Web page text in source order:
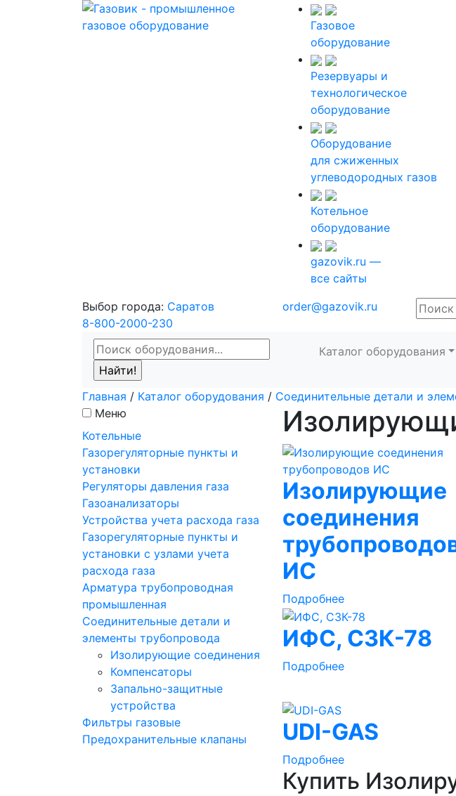
Газовое
оборудование
Резервуары и
технологическое
оборудование
Оборудование
для сжиженных
углеводородных газов
Котельное
оборудование
gazovik.ru —
все сайты
Выбор города: Саратов
8-800-2000-230
order@gazovik.ru
Каталог оборудования
Главная / Каталог оборудования / Соединительные детали и
Меню
Котельные
Газорегуляторные пункты и
установки
Регуляторы давления газа
Газоанализаторы
Устройства учета расхода газа
Газорегуляторные пункты и
установки с узлами учета
расхода газа
Арматура трубопроводная
промышленная
Соединительные детали и
элементы трубопровода
Изолирующие соединения
Компенсаторы
Запально-защитные
устройства
Фильтры газовые
Предохранительные клапаны
Изолирующие
соединения
ИС
Подробнее
ИФС, СЗК-78
Подробнее
UDI-GAS
Подробнее
Купить